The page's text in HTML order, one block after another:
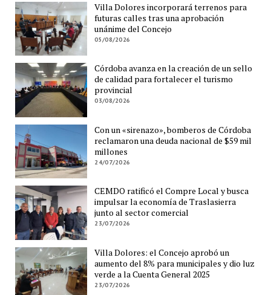
Villa Dolores incorporará terrenos para
futuras calles tras una aprobación
unánime del Concejo
05/08/2026
Córdoba avanza en la creación de un sello
de calidad para fortalecer el turismo
provincial
03/08/2026
Con un «sirenazo», bomberos de Córdoba
reclamaron una deuda nacional de $59 mil
millones
24/07/2026
CEMDO ratificó el Compre Local y busca
impulsar la economía de Traslasierra
junto al sector comercial
23/07/2026
Villa Dolores: el Concejo aprobó un
aumento del 8% para municipales y dio luz
verde a la Cuenta General 2025
23/07/2026